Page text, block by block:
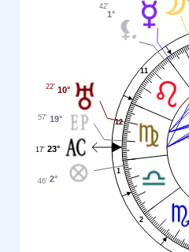
1
2
11
12
1°
42'
10°
22'
19°
57'
23°
17'
2°
46'